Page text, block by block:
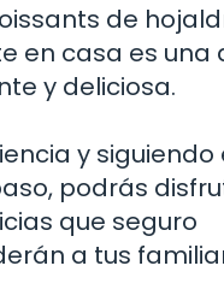
de
en casa es una
y deliciosa.
y
podrás
que seguro
a tus